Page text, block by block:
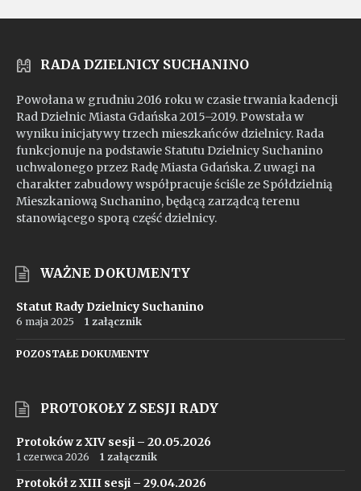
RADA DZIELNICY SUCHANINO
Powołana w grudniu 2016 roku w czasie trwania kadencji
Rad Dzielnic Miasta Gdańska 2015–2019. Powstała w
wyniku inicjatywy trzech mieszkańców dzielnicy. Rada
funkcjonuje na podstawie Statutu Dzielnicy Suchanino
uchwalonego przez Radę Miasta Gdańska. Z uwagi na
charakter zabudowy współpracuje ściśle ze Spółdzielnią
Mieszkaniową Suchanino, będącą zarządcą terenu
stanowiącego sporą część dzielnicy.
WAŻNE DOKUMENTY
Statut Rady Dzielnicy Suchanino
6 maja 2025 1 załącznik
POZOSTAŁE DOKUMENTY
PROTOKOŁY Z SESJI RADY
Protoków z XIV sesji – 20.05.2026
1 czerwca 2026 1 załącznik
Protokół z XIII sesji – 29.04.2026